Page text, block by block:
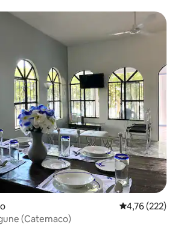
Gemiddelde
4,76 (222)
(Catemaco)